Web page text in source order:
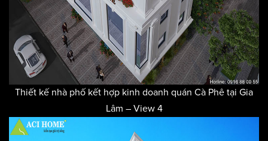
Thiết kế nhà phố kết hợp kinh doanh quán Cà Phê tại Gia
Lâm – View 4